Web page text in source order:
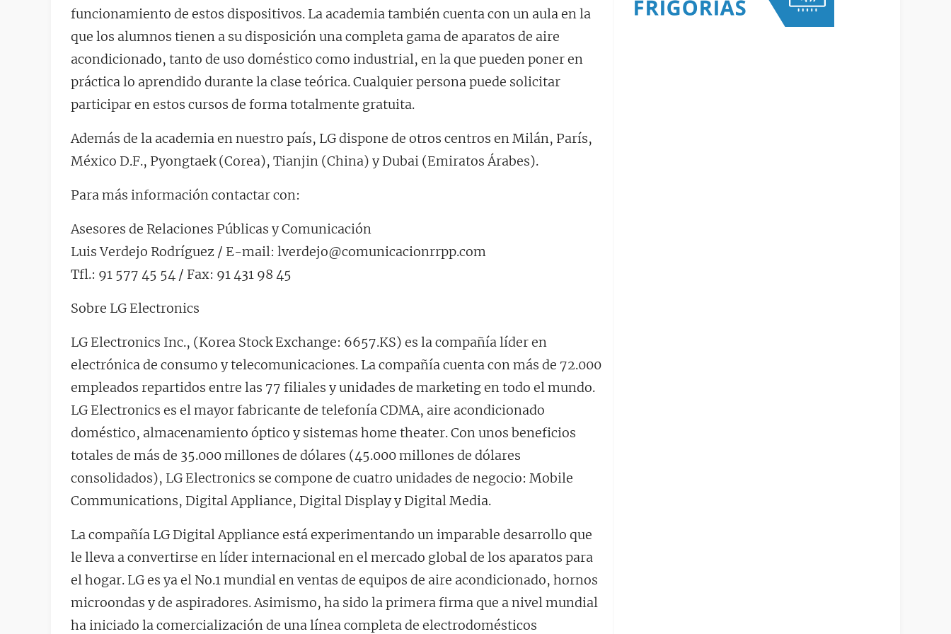
funcionamiento de estos dispositivos. La academia también cuenta con un aula en la
que los alumnos tienen a su disposición una completa gama de aparatos de aire
acondicionado, tanto de uso doméstico como industrial, en la que pueden poner en
práctica lo aprendido durante la clase teórica. Cualquier persona puede solicitar
participar en estos cursos de forma totalmente gratuita.
Además de la academia en nuestro país, LG dispone de otros centros en Milán, París,
México D.F., Pyongtaek (Corea), Tianjin (China) y Dubai (Emiratos Árabes).
Para más información contactar con:
Asesores de Relaciones Públicas y Comunicación
Luis Verdejo Rodríguez / E-mail: lverdejo@comunicacionrrpp.com
Tfl.: 91 577 45 54 / Fax: 91 431 98 45
Sobre LG Electronics
LG Electronics Inc., (Korea Stock Exchange: 6657.KS) es la compañía líder en
electrónica de consumo y telecomunicaciones. La compañía cuenta con más de 72.000
empleados repartidos entre las 77 filiales y unidades de marketing en todo el mundo.
LG Electronics es el mayor fabricante de telefonía CDMA, aire acondicionado
doméstico, almacenamiento óptico y sistemas home theater. Con unos beneficios
totales de más de 35.000 millones de dólares (45.000 millones de dólares
consolidados), LG Electronics se compone de cuatro unidades de negocio: Mobile
Communications, Digital Appliance, Digital Display y Digital Media.
La compañía LG Digital Appliance está experimentando un imparable desarrollo que
le lleva a convertirse en líder internacional en el mercado global de los aparatos para
el hogar. LG es ya el No.1 mundial en ventas de equipos de aire acondicionado, hornos
microondas y de aspiradores. Asimismo, ha sido la primera firma que a nivel mundial
ha iniciado la comercialización de una línea completa de electrodomésticos